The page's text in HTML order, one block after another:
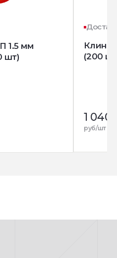
1.5 мм
шт)
Клин
(200
1 040
руб/шт